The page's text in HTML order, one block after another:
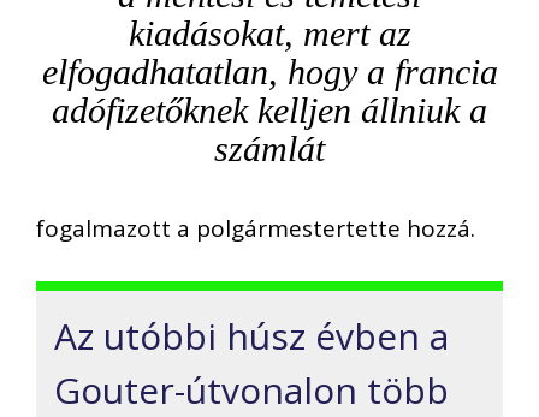
kiadásokat, mert az
elfogadhatatlan, hogy a francia
adófizetőknek kelljen állniuk a
számlát
fogalmazott a polgármestertette hozzá.
Az utóbbi húsz évben a
Gouter-útvonalon több